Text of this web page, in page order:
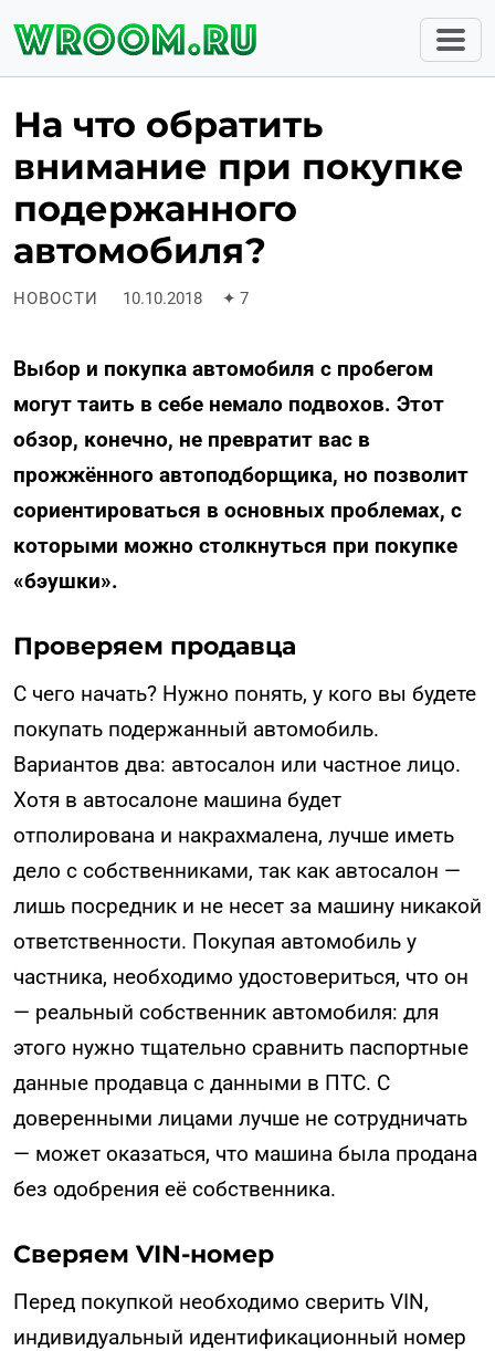
На что обратить
внимание при покупке
подержанного
автомобиля?
НОВОСТИ 10.10.2018 ✦ 7
Выбор и покупка автомобиля с пробегом
могут таить в себе немало подвохов. Этот
обзор, конечно, не превратит вас в
прожжённого автоподборщика, но позволит
сориентироваться в основных проблемах, с
которыми можно столкнуться при покупке
«бэушки».
Проверяем продавца
С чего начать? Нужно понять, у кого вы будете
покупать подержанный автомобиль.
Вариантов два: автосалон или частное лицо.
Хотя в автосалоне машина будет
отполирована и накрахмалена, лучше иметь
дело с собственниками, так как автосалон —
лишь посредник и не несет за машину никакой
ответственности. Покупая автомобиль у
частника, необходимо удостовериться, что он
— реальный собственник автомобиля: для
этого нужно тщательно сравнить паспортные
данные продавца с данными в ПТС. С
доверенными лицами лучше не сотрудничать
— может оказаться, что машина была продана
без одобрения её собственника.
Сверяем VIN-номер
Перед покупкой необходимо сверить VIN,
индивидуальный идентификационный номер